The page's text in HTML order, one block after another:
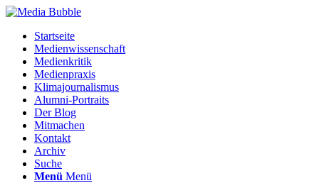
Startseite
Medienwissenschaft
Medienkritik
Medienpraxis
Klimajournalismus
Alumni-Portraits
Der Blog
Mitmachen
Kontakt
Archiv
Suche
Menü Menü